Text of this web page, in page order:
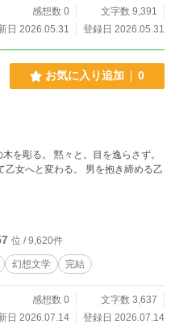
感想数 0
文字数 9,391
日 2026.05.31
登録日 2026.05.31
お気に入り追加 0
を彫る。 黙々と。目を逸らさず。
乙女へと変わる。 男を抱き締める乙
位 / 9,620件
幻想文学 完結
感想数 0
文字数 3,637
日 2026.07.14
登録日 2026.07.14